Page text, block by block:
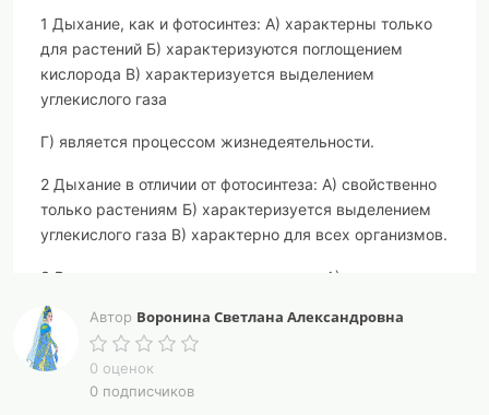
1 Дыхание, как и фотосинтез: А) характерны только
для растений Б) характеризуются поглощением
кислорода В) характеризуется выделением
углекислого газа
Г) является процессом жизнедеятельности.
2 Дыхание в отличии от фотосинтеза: А) свойственно
только растениям Б) характеризуется выделением
углекислого газа В) характерно для всех организмов.
3 Растения, как и другие организмы: А) дышат
Б) выделяют кислород В) способны к фотосинтезу.
4 Растения синтезируют органические вещества из:
А) кислорода и воды Б) воды и минеральных солей
Автор Воронина Светлана Александровна
0 оценок
0 подписчиков